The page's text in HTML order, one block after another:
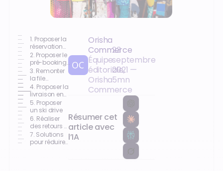
1. Proposer la
réservation
en ligne
2. Proposer le
pré-booking
à l’arrivée en
station
3. Remonter
la file
d’attente et
enregistrer
les
coordonnées
du client en
amont
4. Proposer la
livraison en
chalets et
résidences
5. Proposer
un ski drive
6. Réaliser
des retours à
la volée
7. Solutions
pour réduire
Orisha
Commerce
Équipe
éditoriale,
Orisha
Commerce
23
septembre
2021 —
5mn
Résumer cet
article avec
l’IA